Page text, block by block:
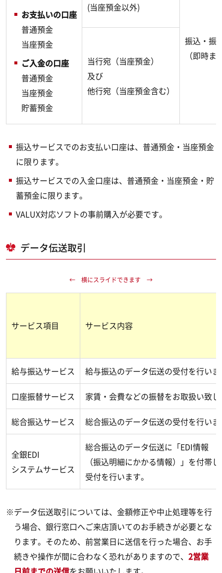
お支払いの口座
普通預金
当座預金
ご入金の口座
普通預金
当座預金
貯蓄預金
(当座預金以外)
振込・振
（即時
当行宛（当座預金）
及び
他行宛（当座預金含む）
振込サービスでのお支払い口座は、普通預金・当座預金
に限ります。
振込サービスでの入金口座は、普通預金・当座預金・貯
蓄預金に限ります。
VALUX対応ソフトの事前購入が必要です。
データ伝送取引
サービス項目 サービス内容
給与振込サービス 給与振込のデータ伝送の受付を行い
口座振替サービス 家賃・会費などの振替をお取扱い致
総合振込サービス 総合振込のデータ伝送の受付を行い
全銀EDI
システムサービス
総合振込のデータ伝送に「EDI情報
（振込明細にかかる情報）」を付帯
受付を行います。
※データ伝送取引については、金額修正や中止処理等を行
う場合、銀行窓口へご来店頂いてのお手続きが必要とな
ります。そのため、前営業日に送信を行った場合、お手
続きや操作が間に合わなく恐れがありますので、 2営業